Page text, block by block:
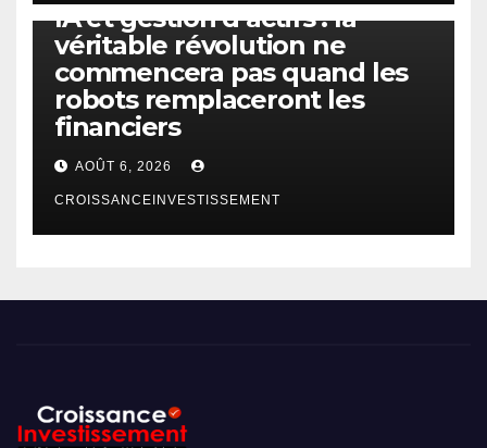
IA et gestion d’actifs : la
véritable révolution ne
commencera pas quand les
robots remplaceront les
financiers
AOÛT 6, 2026
CROISSANCEINVESTISSEMENT